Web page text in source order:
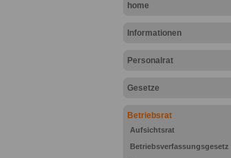
home
Informationen
Personalrat
Gesetze
Betriebsrat
Aufsichtsrat
Betriebsverfassungsgesetz